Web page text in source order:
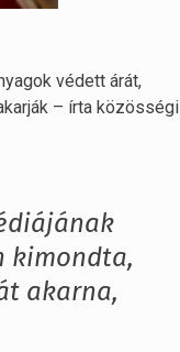
védett árát,
– írta közösségi
kimondta,
akarna,